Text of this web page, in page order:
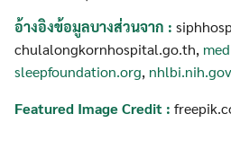
อ้างอิงข้อมูลบางส่วนจาก :
chulalongkornhospital.go.th,
sleepfoundation.org, nhlbi.nih.gov
Featured Image Credit :